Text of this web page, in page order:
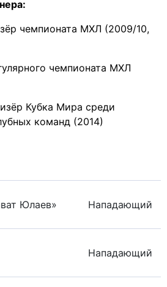
чемпионата МХЛ (2009/10,
чемпионата МХЛ
Кубка Мира среди
команд (2014)
Юлаев» Нападающий
Нападающий